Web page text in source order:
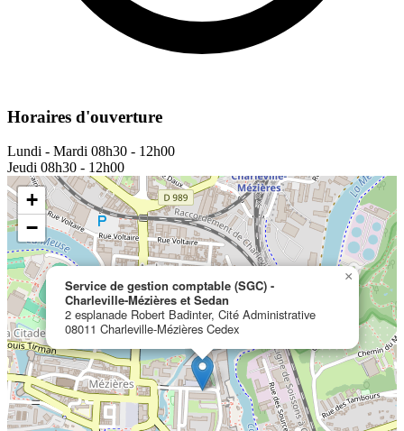
Horaires d'ouverture
Lundi - Mardi 08h30 - 12h00
Jeudi 08h30 - 12h00
Service de gestion comptable (SGC) -
Charleville-Mézières et Sedan
2 esplanade Robert Badinter, Cité Administrative
08011 Charleville-Mézières Cedex
×
+
−